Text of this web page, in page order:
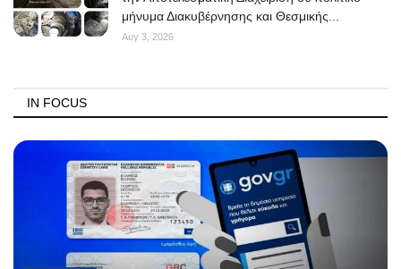
μήνυμα Διακυβέρνησης και Θεσμικής...
Αυγ 3, 2026
IN FOCUS